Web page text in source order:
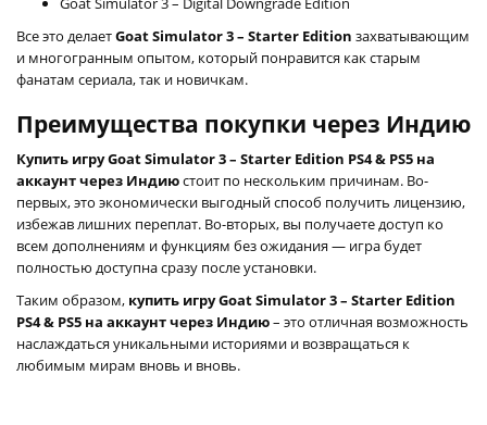
Все это делаетGoat Simulator 3 – Starter Edition захватывающим
и многогранным опытом, который понравится как старым
фанатам сериала, так и новичкам.
Преимущества покупки через Индию
Купить игру Goat Simulator 3 – Starter Edition PS4 & PS5 на
аккаунт через Индиюстоит по нескольким причинам. Во-
первых, это экономически выгодный способ получить лицензию,
избежав лишних переплат. Во-вторых, вы получаете доступ ко
всем дополнениям и функциям без ожидания — игра будет
полностью доступна сразу после установки.
Таким образом, купить игру Goat Simulator 3 – Starter Edition
PS4 & PS5 на аккаунт через Индию– это отличная возможность
наслаждаться уникальными историями и возвращаться к
любимым мирам вновь и вновь.